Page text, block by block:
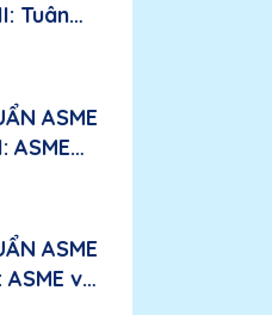
Tuân
giá
sản
ASME
ASME
liệu hàng
ASME
ASME và